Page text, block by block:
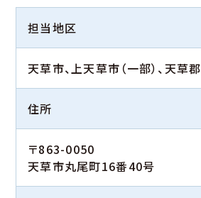
担当地区
天草市、上天草市（一部）、天草郡
住所
〒863-0050
天草市丸尾町16番40号